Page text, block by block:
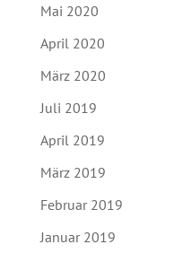
Mai 2020
April 2020
März 2020
Juli 2019
April 2019
März 2019
Februar 2019
Januar 2019